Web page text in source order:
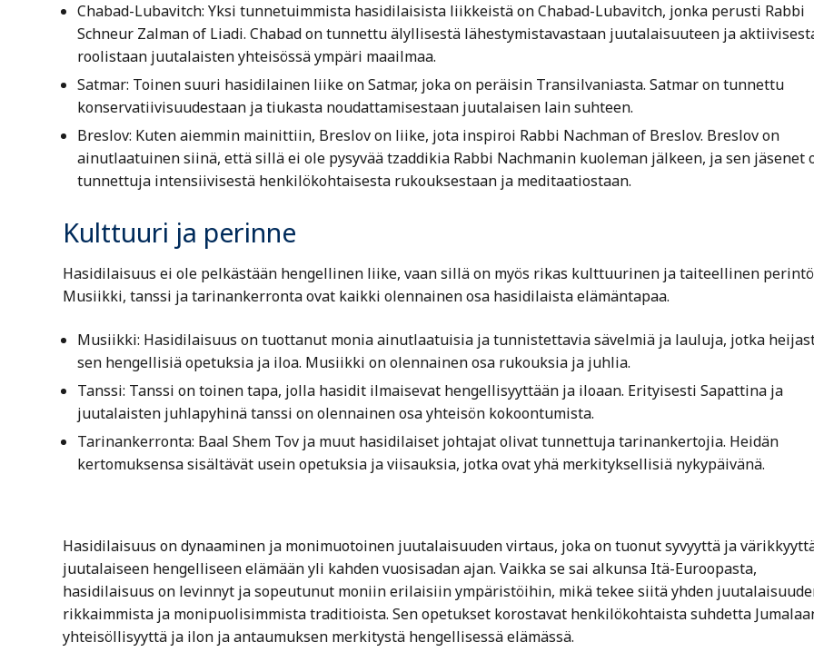
Chabad-Lubavitch: Yksi tunnetuimmista hasidilaisista liikkeistä on Chabad-Lubavitch, jonka perusti Rabbi
Schneur Zalman of Liadi. Chabad on tunnettu älyllisestä lähestymistavastaan juutalaisuuteen ja
roolistaan juutalaisten yhteisössä ympäri maailmaa.
Satmar: Toinen suuri hasidilainen liike on Satmar, joka on peräisin Transilvaniasta. Satmar on tunnettu
konservatiivisuudestaan ja tiukasta noudattamisestaan juutalaisen lain suhteen.
Breslov: Kuten aiemmin mainittiin, Breslov on liike, jota inspiroi Rabbi Nachman of Breslov. Breslov on
ainutlaatuinen siinä, että sillä ei ole pysyvää tzaddikia Rabbi Nachmanin kuoleman jälkeen, ja sen jäsenet
tunnettuja intensiivisestä henkilökohtaisesta rukouksestaan ja meditaatiostaan.
Kulttuuri ja perinne
Hasidilaisuus ei ole pelkästään hengellinen liike, vaan sillä on myös rikas kulttuurinen ja taiteellinen
Musiikki, tanssi ja tarinankerronta ovat kaikki olennainen osa hasidilaista elämäntapaa.
Musiikki: Hasidilaisuus on tuottanut monia ainutlaatuisia ja tunnistettavia sävelmiä ja lauluja, jotka
sen hengellisiä opetuksia ja iloa. Musiikki on olennainen osa rukouksia ja juhlia.
Tanssi: Tanssi on toinen tapa, jolla hasidit ilmaisevat hengellisyyttään ja iloaan. Erityisesti Sapattina ja
juutalaisten juhlapyhinä tanssi on olennainen osa yhteisön kokoontumista.
Tarinankerronta: Baal Shem Tov ja muut hasidilaiset johtajat olivat tunnettuja tarinankertojia. Heidän
kertomuksensa sisältävät usein opetuksia ja viisauksia, jotka ovat yhä merkityksellisiä nykypäivänä.
Hasidilaisuus on dynaaminen ja monimuotoinen juutalaisuuden virtaus, joka on tuonut syvyyttä ja
juutalaiseen hengelliseen elämään yli kahden vuosisadan ajan. Vaikka se sai alkunsa Itä-Euroopasta,
hasidilaisuus on levinnyt ja sopeutunut moniin erilaisiin ympäristöihin, mikä tekee siitä yhden
rikkaimmista ja monipuolisimmista traditioista. Sen opetukset korostavat henkilökohtaista suhdetta
yhteisöllisyyttä ja ilon ja antaumuksen merkitystä hengellisessä elämässä.